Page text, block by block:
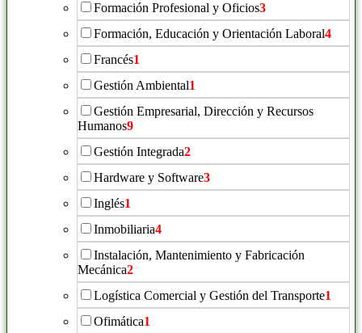
Formación Profesional y Oficios3
Formación, Educación y Orientación Laboral4
Francés1
Gestión Ambiental1
Gestión Empresarial, Dirección y Recursos
Humanos9
Gestión Integrada2
Hardware y Software3
Inglés1
Inmobiliaria4
Instalación, Mantenimiento y Fabricación
Mecánica2
Logística Comercial y Gestión del Transporte1
Ofimática1